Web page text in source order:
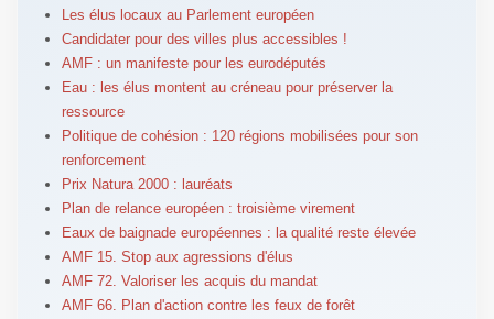
Les élus locaux au Parlement européen
Candidater pour des villes plus accessibles !
AMF : un manifeste pour les eurodéputés
Eau : les élus montent au créneau pour préserver la
ressource
Politique de cohésion : 120 régions mobilisées pour son
renforcement
Prix Natura 2000 : lauréats
Plan de relance européen : troisième virement
Eaux de baignade européennes : la qualité reste élevée
AMF 15. Stop aux agressions d'élus
AMF 72. Valoriser les acquis du mandat
AMF 66. Plan d'action contre les feux de forêt